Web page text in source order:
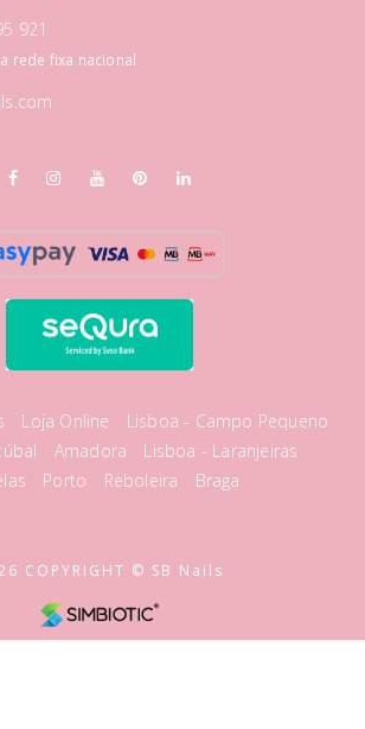
921
rede fixa nacional
Loja Online
Lisboa - Campo Pequeno
Amadora
Lisboa - Laranjeiras
Porto Reboleira Braga
COPYRIGHT © SB Nails